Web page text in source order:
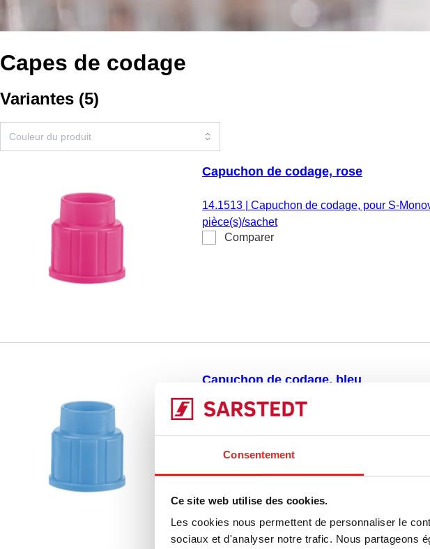
Consentement
Ce site web utilise des cookies.
Les cookies nous permettent de personnaliser le
sociaux et d'analyser notre trafic. Nous partageons
Capes de codage
Variantes (5)
Capuchon de codage, rose
14.1513
Capuchon de codage, pour S-
pièce(s)/sachet
Comparer
Capuchon de codage, bleu
14.1513.001|Capuchon de codage, pour S-